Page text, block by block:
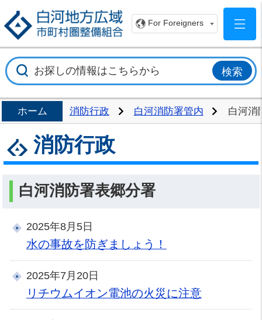
白
For Foreigners
ホーム 消防行政 白河消防署管内 白河消
消防行政
白河消防署表郷分署
2025年8月5日
水の事故を防ぎましょう！
2025年7月20日
リチウムイオン電池の火災に注意